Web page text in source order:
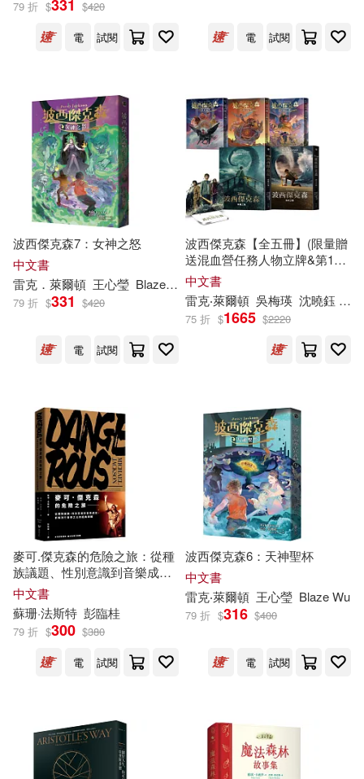
無印良品(12) 星巴克(25)
日用清潔(37) 休閒生活(138)
婦幼生活(248)
餐廚生活(170) 電子票證(11)
鞋包配件(558) 票券(4)
寵物生活(180)
電子書閱讀器(3) 電子書(592)
目川文化編輯小組(32)
（英）阿加莎·克里斯蒂(32)
雷克‧萊爾頓(25) 黃詩茹(25)
（法）瑪麗·居里(23)
Code：000(21)
矢吹健太朗(21)
（俄羅斯）克雷洛夫(21)
田邊剛(18) 墨刻編輯部(16)
安德魯．克萊門斯(16)
斯瓦米韋達．帕若堤(16)
（美）傑克·倫敦(16)
雷克．萊爾頓(15)
中共中央馬克思恩格斯列寧斯大林
著作編譯局 編譯(14)
展開
出版社 (可複選)
SONY MUSIC(569)
Naxos(391) Universal(364)
Warner Classics(346)
Deutsche Grammophon(274)
Linfair Records Limited(172)
ECM(170)
warner music(115)
博樂伯樂(114) BIS(113)
環球 Blue Note(104)
遠流(100) Chandos(99)
人民出版社(89) 台灣東販(87)
harmonia mundi(84)
可海外宅配(10123)
可港澳店取(8987)
可新加坡店取(8272)
可菲律賓店取(9308)
本週上市新品(30)
79 折 $331 $420
電
試閱 電 試閱
波西傑克森7：女神之怒
中文書
雷克．萊爾頓 王心瑩 Blaze Wu
79 折 $331 $420
電 試閱
波西傑克森【全五冊】(限量贈
送混血營任務人物立牌&第1、
2集Disney+影集雙面書衣海報)
中文書
雷克‧萊爾頓 吳梅瑛 沈曉鈺 王
75 折 $1665 $2220
麥可.傑克森的危險之旅：從種
族議題、性別意識到音樂成
就，拆解流行音樂之王的經典
專輯(隨書附贈麥可.傑克森典藏
明信片)
中文書
蘇珊·法斯特 彭臨桂
79 折 $300 $380
電
試閱
波西傑克森6：天神聖杯
中文書
雷克‧萊爾頓 王心瑩 Blaze Wu
79 折 $316 $400
電 試閱